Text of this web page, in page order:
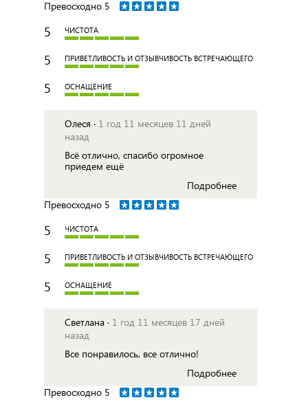
Превосходно 5
5 ЧИСТОТА
5 ПРИВЕТЛИВОСТЬ И ОТЗЫВЧИВОСТЬ ВСТРЕЧАЮЩЕГО
5 ОСНАЩЕНИЕ
Олеся · 1 год 11 месяцев 11 дней
назад
Всё отлично, спасибо огромное
приедем ещё
Подробнее
Превосходно 5
5 ЧИСТОТА
5 ПРИВЕТЛИВОСТЬ И ОТЗЫВЧИВОСТЬ ВСТРЕЧАЮЩЕГО
5 ОСНАЩЕНИЕ
Светлана · 1 год 11 месяцев 17 дней
назад
Все понравилось, все отлично!
Подробнее
Превосходно 5